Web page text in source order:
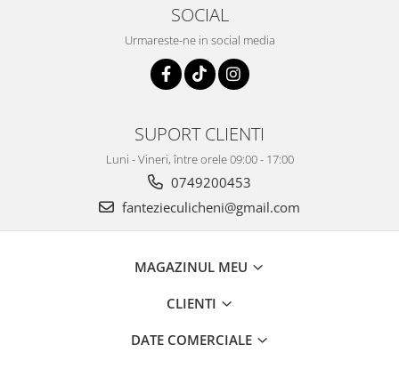
SOCIAL
Urmareste-ne in social media
SUPORT CLIENTI
Luni - Vineri, între orele 09:00 - 17:00
0749200453
fantezieculicheni@gmail.com
MAGAZINUL MEU
CLIENTI
DATE COMERCIALE